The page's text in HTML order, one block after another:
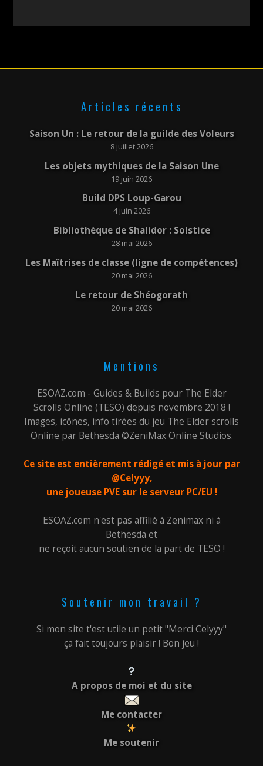
Articles récents
Saison Un : Le retour de la guilde des Voleurs
8 juillet 2026
Les objets mythiques de la Saison Une
19 juin 2026
Build DPS Loup-Garou
4 juin 2026
Bibliothèque de Shalidor : Solstice
28 mai 2026
Les Maîtrises de classe (ligne de compétences)
20 mai 2026
Le retour de Shéogorath
20 mai 2026
Mentions
ESOAZ.com - Guides & Builds pour The Elder
Scrolls Online (TESO) depuis novembre 2018 !
Images, icônes, info tirées du jeu The Elder scrolls
Online par Bethesda ©ZeniMax Online Studios.
Ce site est entièrement rédigé et mis à jour par
@Celyyy,
une joueuse PVE sur le serveur PC/EU !
ESOAZ.com n'est pas affilié à Zenimax ni à
Bethesda et
ne reçoit aucun soutien de la part de TESO !
Soutenir mon travail ?
Si mon site t'est utile un petit "Merci Celyyy"
ça fait toujours plaisir ! Bon jeu !
A propos de moi et du site
Me contacter
Me soutenir